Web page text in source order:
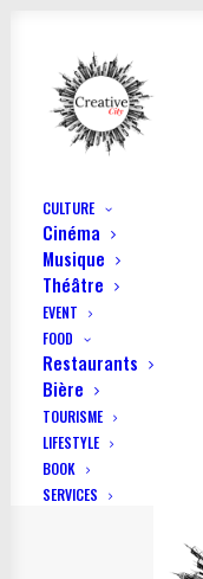
CULTURE
Cinéma
Musique
Théâtre
EVENT
FOOD
Restaurants
Bière
TOURISME
LIFESTYLE
BOOK
SERVICES
Creative City
Fondateur
Hébergement web
59100 Roubaix ,